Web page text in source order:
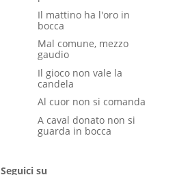
Il mattino ha l'oro in
bocca
Mal comune, mezzo
gaudio
Il gioco non vale la
candela
Al cuor non si comanda
A caval donato non si
guarda in bocca
Seguici su